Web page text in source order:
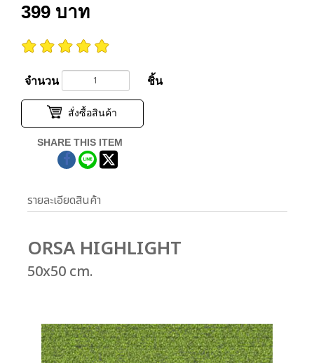
399 บาท
จำนวน ชิ้น
สั่งซื้อสินค้า
SHARE THIS ITEM
รายละเอียดสินค้า
ORSA HIGHLIGHT
50x50 cm.